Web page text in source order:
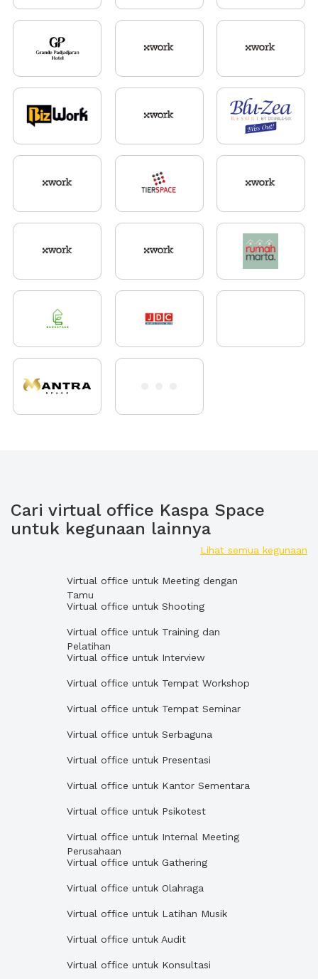
Cari virtual office Kaspa Space
untuk kegunaan lainnya
Lihat semua kegunaan
Virtual office untuk Meeting dengan
Tamu
Virtual office untuk Shooting
Virtual office untuk Training dan
Pelatihan
Virtual office untuk Interview
Virtual office untuk Tempat Workshop
Virtual office untuk Tempat Seminar
Virtual office untuk Serbaguna
Virtual office untuk Presentasi
Virtual office untuk Kantor Sementara
Virtual office untuk Psikotest
Virtual office untuk Internal Meeting
Perusahaan
Virtual office untuk Gathering
Virtual office untuk Olahraga
Virtual office untuk Latihan Musik
Virtual office untuk Audit
Virtual office untuk Konsultasi